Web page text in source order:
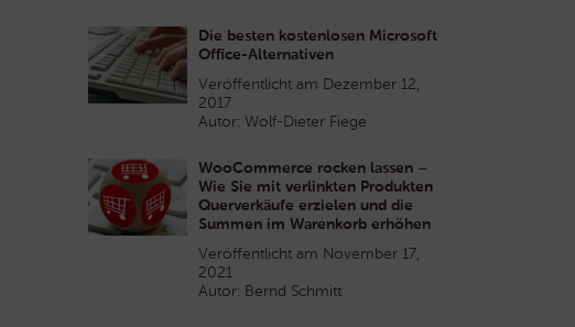
Die besten kostenlosen Microsoft
Office-Alternativen
Veröffentlicht am Dezember 12,
2017
Autor: Wolf-Dieter Fiege
WooCommerce rocken lassen –
Wie Sie mit verlinkten Produkten
Querverkäufe erzielen und die
Summen im Warenkorb erhöhen
Veröffentlicht am November 17,
2021
Autor: Bernd Schmitt